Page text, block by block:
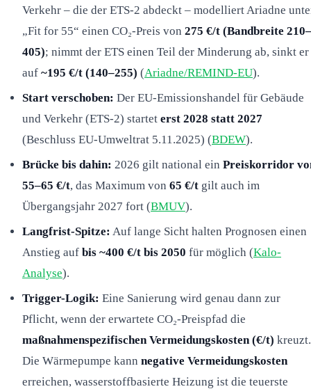
Verkehr – die der ETS-2 abdeckt – modelliert Ariadne
„Fit for 55“ einen CO₂-Preis von 275 €/t (Bandbreite 210–
405); nimmt der ETS einen Teil der Minderung ab, sinkt er
auf ~195 €/t (140–255) (Ariadne/REMIND-EU).
Start verschoben: Der EU-Emissionshandel für Gebäude
und Verkehr (ETS-2) startet erst 2028 statt 2027
(Beschluss EU-Umweltrat 5.11.2025) (BDEW).
Brücke bis dahin: 2026 gilt national ein Preiskorridor
55–65 €/t, das Maximum von 65 €/t gilt auch im
Übergangsjahr 2027 fort (BMUV).
Langfrist-Spitze: Auf lange Sicht halten Prognosen einen
Anstieg auf bis ~400 €/t bis 2050 für möglich (Kalo-
Analyse).
Trigger-Logik: Eine Sanierung wird genau dann zur
Pflicht, wenn der erwartete CO₂-Preispfad die
maßnahmenspezifischen Vermeidungskosten (€/t) kreuzt.
Die Wärmepumpe kann negative Vermeidungskosten
erreichen, wasserstoffbasierte Heizung ist die teuerste